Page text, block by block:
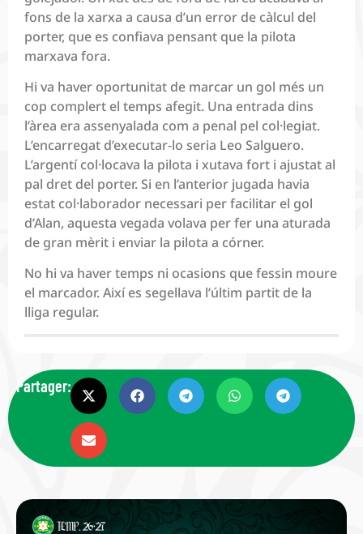
fons de la xarxa a causa d’un error de càlcul del
porter, que es confiava pensant que la pilota
marxava fora.
Hi va haver oportunitat de marcar un gol més un
cop complert el temps afegit. Una entrada dins
l’àrea era assenyalada com a penal pel col·legiat.
L’encarregat d’executar-lo seria Leo Salguero.
L’argentí col·locava la pilota i xutava fort i ajustat al
pal dret del porter. Si en l’anterior jugada havia
estat col·laborador necessari per facilitar el gol
d’Alan, aquesta vegada volava per fer una aturada
de gran mèrit i enviar la pilota a córner.
No hi va haver temps ni ocasions que fessin moure
el marcador. Així es segellava l’últim partit de la
lliga regular.
Partager: